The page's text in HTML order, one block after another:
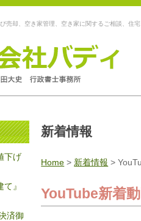
売却、空き家管理、空き家に関するご相談、住
新着情報
Home > 新着情報 >
YouTube新着
下げ
』
済御